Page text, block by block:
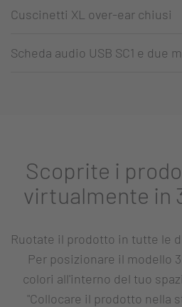
Cuscinetti XL over-ear chiusi
Scheda audio USB SC1 e due
Scoprite i
virtualmente in
Ruotate il prodotto in tutte le
Per posizionare il modello
colori all'interno del tuo
"Collocare il prodotto nella